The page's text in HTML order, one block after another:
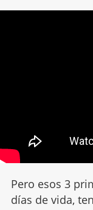
Pero esos 3
días de vida,